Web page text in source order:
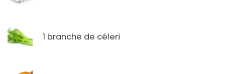
1 branche de céleri